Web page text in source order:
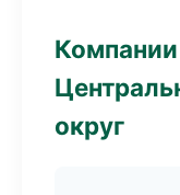
Компании
округ